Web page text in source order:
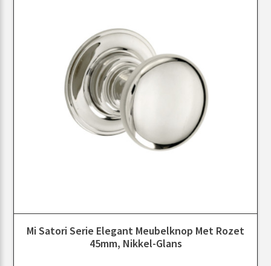
Mi Satori Serie Elegant Meubelknop Met Rozet
45mm, Nikkel-Glans